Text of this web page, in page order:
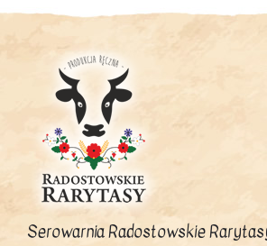
Serowarnia Radostowskie